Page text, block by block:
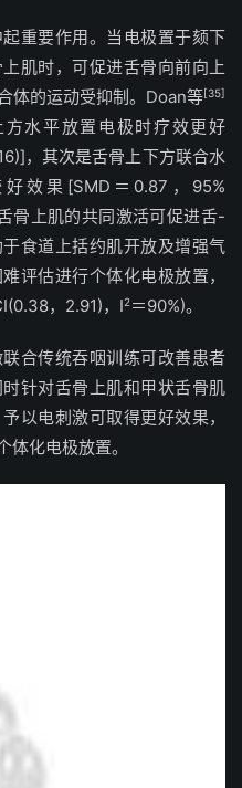
重要作用。当电极置于颏下
肌时，可促进舌骨向前向上
体的运动受抑制。Doan等[35]
水平放置电极时疗效更好
，其次是舌骨上下方联合水
效果[SMD＝0.87，95%
骨上肌的共同激活可促进舌-
食道上括约肌开放及增强气
评估进行个体化电极放置，
，2.91)，I2＝90%)。
合传统吞咽训练可改善患者
针对舌骨上肌和甲状舌骨肌
以电刺激可取得更好效果，
化电极放置。